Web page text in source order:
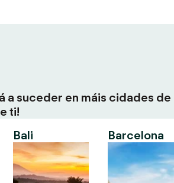
a suceder en máis cidades de
ti!
Bali Barcelona